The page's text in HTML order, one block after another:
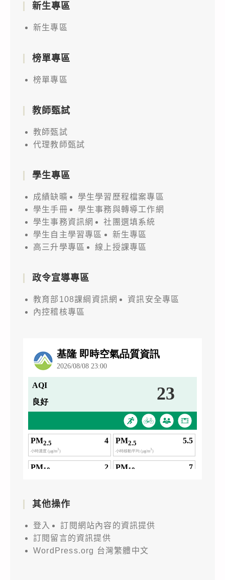
新生專區
新生專區
榜單專區
榜單專區
教師甄試
教師甄試
代理教師甄試
學生專區
成績缺曠
學生學習歷程檔案專區
學生手冊
學生事務與轉導工作網
學生事務資訊網
社團選填系統
學生自主學習專區
新生專區
高三升學專區
線上授課專區
政令宣導專區
教育部108課綱資訊網
資訊安全專區
內控稽核專區
其他操作
登入
訂閱網站內容的資訊提供
訂閱留言的資訊提供
WordPress.org 台灣繁體中文